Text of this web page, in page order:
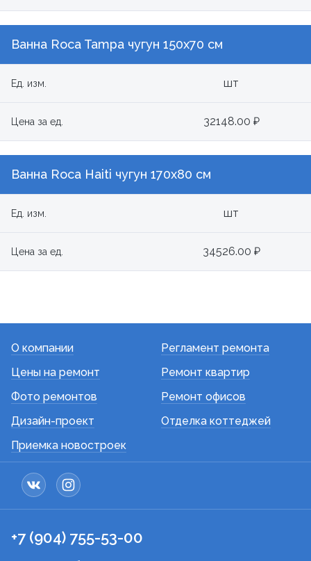
Ванна Roca Tampa чугун 150x70 см
Ед. изм. шт
Цена за ед. 32148.00 ₽
Ванна Roca Haiti чугун 170х80 см
Ед. изм. шт
Цена за ед. 34526.00 ₽
О компании
Цены на ремонт
Фото ремонтов
Дизайн-проект
Приемка новостроек
Регламент ремонта
Ремонт квартир
Ремонт офисов
Отделка коттеджей
+7 (904) 755-53-00